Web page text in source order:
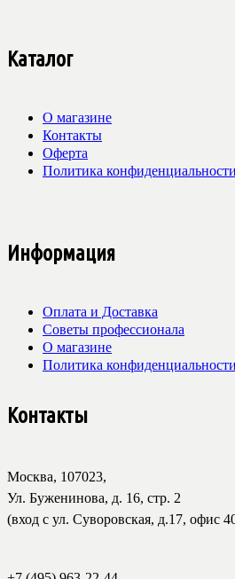
Каталог
О магазине
Контакты
Оферта
Политика конфиденциальности
Информация
Оплата и Доставка
Советы профессионала
О магазине
Политика конфиденциальности
Контакты
Москва, 107023,
Ул. Буженинова, д. 16, стр. 2
(вход с ул. Суворовская, д.17, офис